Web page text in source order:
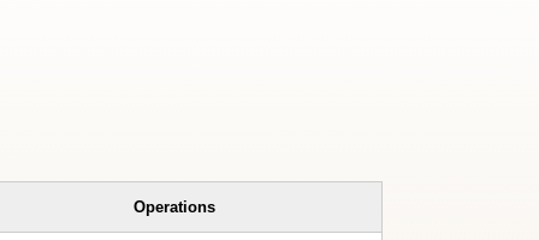
Operations